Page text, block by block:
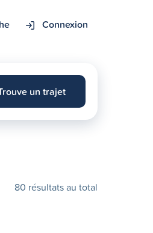
Connexion
un trajet
80 résultats au total